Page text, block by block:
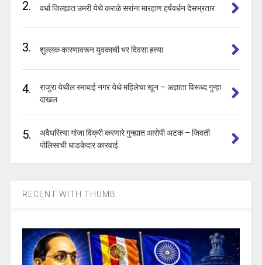
2. वर्धा जिल्ह्यात उमरी येथे कराळे सरांना मारहाण हर्षवर्धन देसभ्रतार
3. शुल्लक कारणावरून युवकाची भर दिवसा हत्या
4.
राजुरा येथील रमाबाई नगर येथे महिलेचा खून – अज्ञाता विरूध्द गुन्हा
दाखल
5.
अवैधरित्या गांजा विक्री करणारे गुन्ह्यात आरोपी अटक – जिवती
पोलिसाची धाडकेदार कारवाई.
RECENT WITH THUMB